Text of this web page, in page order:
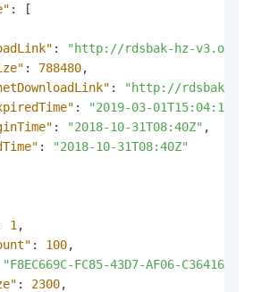
:
[
:
"http://rdsbak-hz-v3.oss-
: 788480,
:
"http://rdsbak-hz-
: "2019-03-01T15:04:13Z"
: "2018-10-31T08:40Z" ,
:
"2018-10-31T08:40Z"
1 ,
: 100,
"F8EC669C-FC85-43D7-AF06-
: 2300,